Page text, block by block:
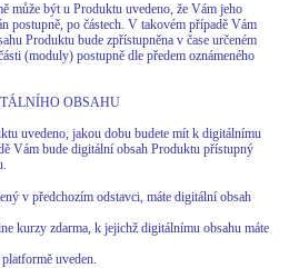
být u Produktu uvedeno, že Vám jeho
postupně, po částech. V takovém případě Vám
Produktu bude zpřístupněna v čase určeném
(moduly) postupně dle předem oznámeného
OBSAHU
uvedeno, jakou dobu budete mít k digitálnímu
Vám bude digitální obsah Produktu přístupný
v předchozím odstavci, máte digitální obsah
kurzy zdarma, k jejichž digitálnímu obsahu máte
uveden.